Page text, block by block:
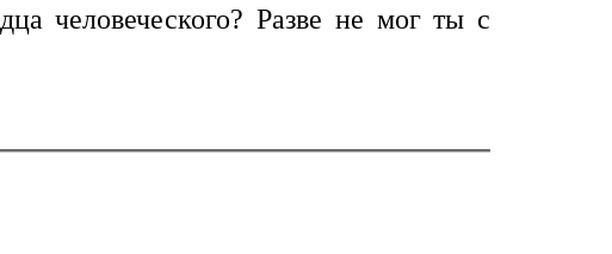
человеческого? Разве не мог ты с